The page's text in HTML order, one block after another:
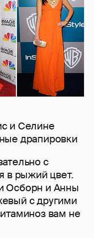
и Селине
драпировки
с
в рыжий цвет.
Осборн и Анны
с другими
вам не